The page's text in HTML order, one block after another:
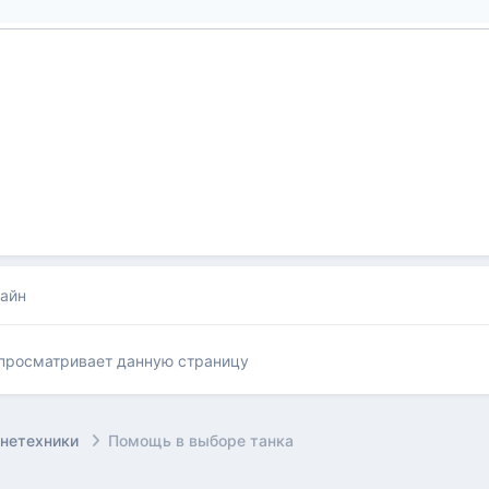
данную страницу
Помощь в выборе танка